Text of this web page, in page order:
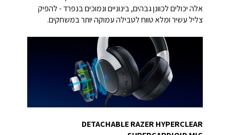
אלה יכולים לכוונן גבהים, בינוניים ונמוכים בנפרד - להפיק
צליל עשיר ומלא טווח לטבילה עמוקה יותר במשחקים.
DETACHABLE RAZER HYPERCLEAR